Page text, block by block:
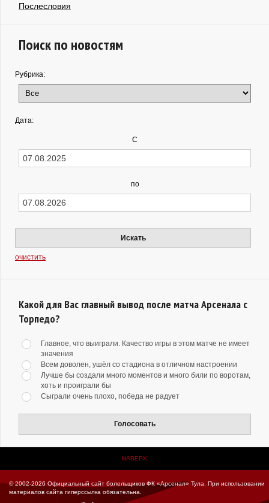
Послесловия
Поиск по новостям
Рубрика:
Дата:
С
по
Искать
очистить
Какой для Вас главный вывод после матча Арсенала с
Торпедо?
Главное, что выиграли. Качество игры в этом матче не имеет
значения
Всем доволен, ушёл со стадиона в отличном настроении
Лучше бы создали много моментов и много били по воротам,
хоть и проиграли бы
Сыграли очень плохо, победа не радует
Голосовать
НАВЕРХ
© 2002-2026 Официальный сайт болельщиков ФК «Арсенал» Тула.
При использовании
материалов сайта гиперссылка обязательна.